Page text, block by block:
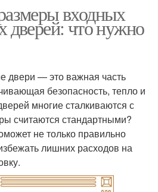
Двери в квартиру
Правая дверь
Дверь в котельную
входных
дверей: что нужно
двери — это важная часть
безопасность, тепло и
многие сталкиваются с
считаются стандартными?
не только правильно
лишних расходов на